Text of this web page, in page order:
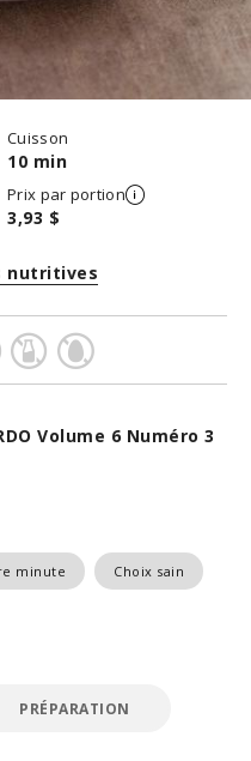
Cuisson
10 min
Prix par portion
3,93 $
Volume 6 Numéro 3
nutritives
minute Choix sain
PRÉPARATION